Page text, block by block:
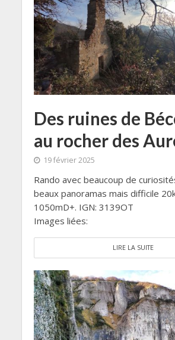
Des ruines de
au rocher des
19 février 2025
Rando avec beaucoup de
beaux panoramas mais difficile
1050mD+. IGN: 3139OT
Images liées:
LIRE LA SUITE